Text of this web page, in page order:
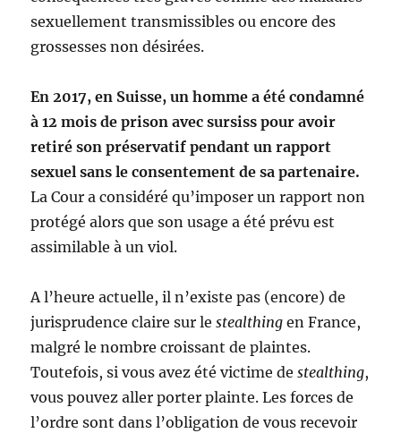
sexuellement transmissibles ou encore des
grossesses non désirées.
En 2017, en Suisse, un homme a été condamné
à 12 mois de prison avec sursiss pour avoir
retiré son préservatif pendant un rapport
sexuel sans le consentement de sa partenaire.
La Cour a considéré qu’imposer un rapport non
protégé alors que son usage a été prévu est
assimilable à un viol.
A l’heure actuelle, il n’existe pas (encore) de
jurisprudence claire sur lestealthing en France,
malgré le nombre croissant de plaintes.
Toutefois, si vous avez été victime destealthing,
vous pouvez aller porter plainte. Les forces de
l’ordre sont dans l’obligation de vous recevoir